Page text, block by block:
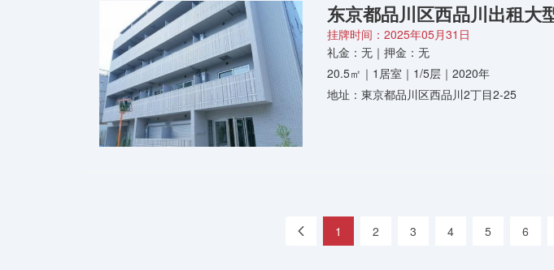
东京都品川区西品川出租大
挂牌时间：2025年05月31日
礼金：无｜押金：无
20.5㎡｜1居室｜1/5层｜2020年
地址：東京都品川区西品川2丁目2-25
« 1 2 3 4 5 6